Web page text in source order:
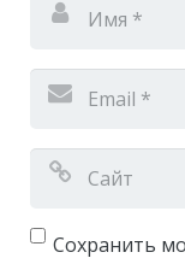
Сохранить